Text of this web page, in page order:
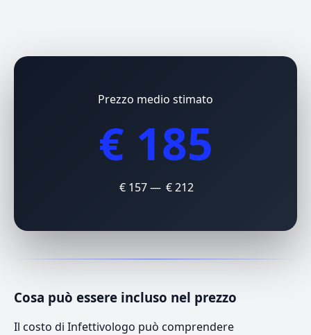
Prezzo medio stimato
€ 185
€ 157 — € 212
Cosa può essere incluso nel prezzo
Il costo di Infettivologo può comprendere